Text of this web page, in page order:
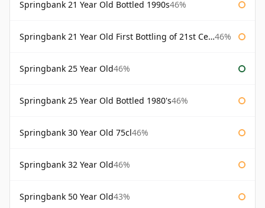
Springbank 21 Year Old Bottled 1990s46%
Springbank 21 Year Old First Bottling of 21st Century 46%
Springbank 25 Year Old46%
Springbank 25 Year Old Bottled 1980's46%
Springbank 30 Year Old 75cl46%
Springbank 32 Year Old46%
Springbank 50 Year Old43%